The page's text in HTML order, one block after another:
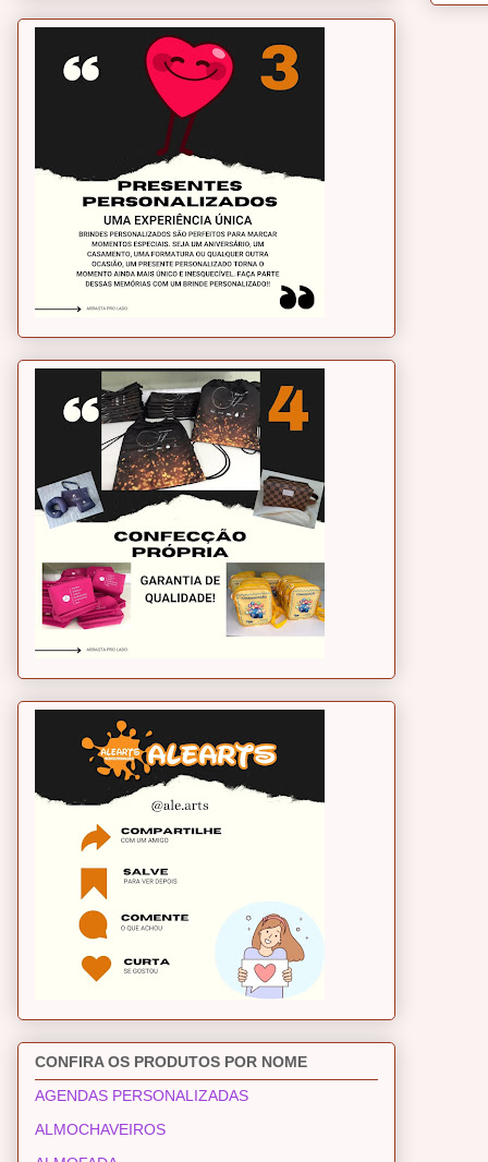
CONFIRA OS PRODUTOS POR NOME
AGENDAS PERSONALIZADAS
ALMOCHAVEIROS